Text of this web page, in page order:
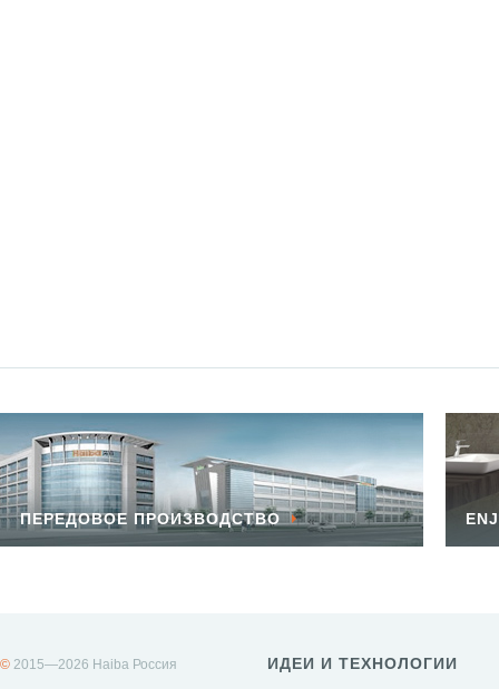
ПЕРЕДОВОЕ ПРОИЗВОДСТВО
© 2015—2026 Haiba Россия ИДЕИ И ТЕХНОЛОГИИ